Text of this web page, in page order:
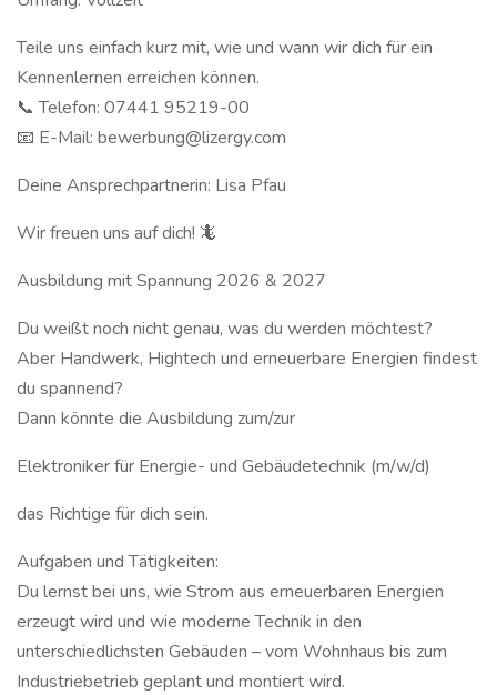
Teile uns einfach kurz mit, wie und wann wir dich für ein
Kennenlernen erreichen können.
📞 Telefon: 07441 95219-00
📧 E-Mail: bewerbung@lizergy.com
Deine Ansprechpartnerin: Lisa Pfau
Wir freuen uns auf dich! 🦎
Ausbildung mit Spannung 2026 & 2027
Du weißt noch nicht genau, was du werden möchtest?
Aber Handwerk, Hightech und erneuerbare Energien findest
du spannend?
Dann könnte die Ausbildung zum/zur
Elektroniker für Energie- und Gebäudetechnik (m/w/d)
das Richtige für dich sein.
Aufgaben und Tätigkeiten:
Du lernst bei uns, wie Strom aus erneuerbaren Energien
erzeugt wird und wie moderne Technik in den
unterschiedlichsten Gebäuden – vom Wohnhaus bis zum
Industriebetrieb geplant und montiert wird.